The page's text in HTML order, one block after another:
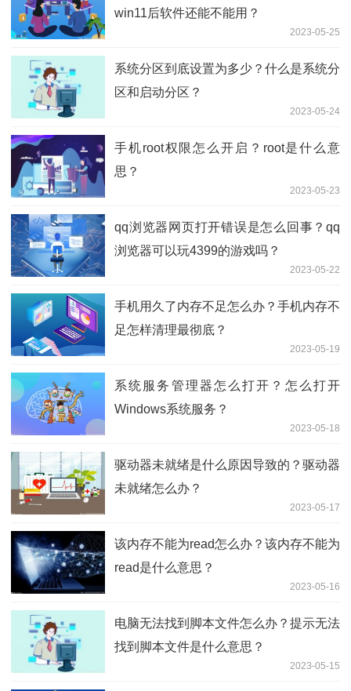
win11后软件还能不能用？
2023-05-25
系统分区到底设置为多少？什么是系统分
区和启动分区？
2023-05-24
手机root权限怎么开启？root是什么意
思？
2023-05-23
qq浏览器网页打开错误是怎么回事？qq
浏览器可以玩4399的游戏吗？
2023-05-22
手机用久了内存不足怎么办？手机内存不
足怎样清理最彻底？
2023-05-19
系统服务管理器怎么打开？怎么打开
Windows系统服务？
2023-05-18
驱动器未就绪是什么原因导致的？驱动器
未就绪怎么办？
2023-05-17
该内存不能为read怎么办？该内存不能为
read是什么意思？
2023-05-16
电脑无法找到脚本文件怎么办？提示无法
找到脚本文件是什么意思？
2023-05-15